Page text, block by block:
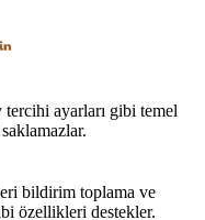
ayarları gibi temel
bildirim toplama ve
özellikleri destekler.